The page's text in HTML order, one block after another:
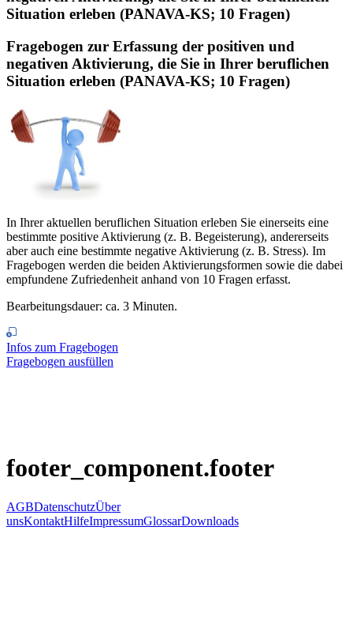
Situation erleben (PANAVA-KS; 10 Fragen)
Fragebogen zur Erfassung der positiven und
negativen Aktivierung, die Sie in Ihrer beruflichen
Situation erleben (PANAVA-KS; 10 Fragen)
In Ihrer aktuellen beruflichen Situation erleben Sie einerseits eine
bestimmte positive Aktivierung (z. B. Begeisterung), andererseits
aber auch eine bestimmte negative Aktivierung (z. B. Stress). Im
Fragebogen werden die beiden Aktivierungsformen sowie die dabei
empfundene Zufriedenheit anhand von 10 Fragen erfasst.
Bearbeitungsdauer: ca. 3 Minuten.
Infos zum Fragebogen
Fragebogen ausfüllen
footer_component.footer
AGBDatenschutzÜber
unsKontaktHilfeImpressumGlossarDownloads